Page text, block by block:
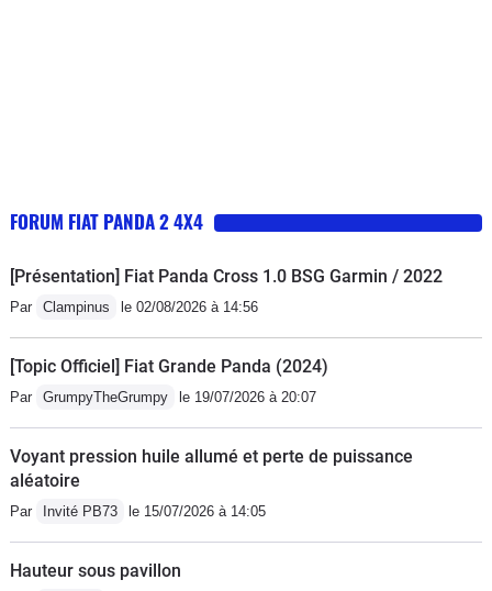
FORUM FIAT PANDA 2 4X4
[Présentation] Fiat Panda Cross 1.0 BSG Garmin / 2022
Par Clampinus le 02/08/2026 à 14:56
[Topic Officiel] Fiat Grande Panda (2024)
Par GrumpyTheGrumpy le 19/07/2026 à 20:07
Voyant pression huile allumé et perte de puissance
aléatoire
Par Invité PB73 le 15/07/2026 à 14:05
Hauteur sous pavillon